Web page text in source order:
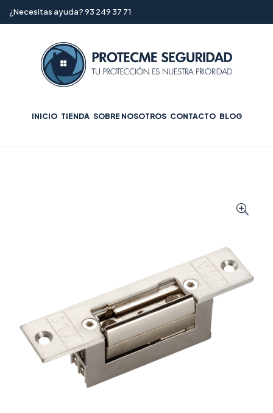
¿Necesitas ayuda? 93 249 37 71
INICIO TIENDA SOBRE NOSOTROS CONTACTO BLOG